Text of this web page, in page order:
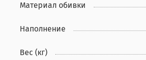
Материал обивки
Наполнение
Вес (кг)